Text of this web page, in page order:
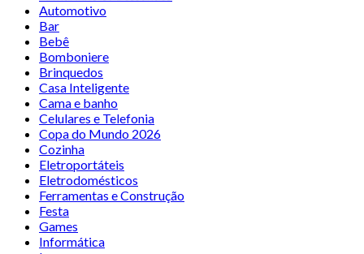
Automotivo
Bar
Bebê
Bomboniere
Brinquedos
Casa Inteligente
Cama e banho
Celulares e Telefonia
Copa do Mundo 2026
Cozinha
Eletroportáteis
Eletrodomésticos
Ferramentas e Construção
Festa
Games
Informática